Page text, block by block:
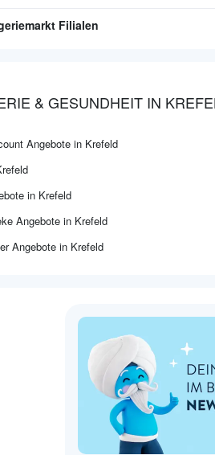
Filialen
& GESUNDHEIT IN
Angebote in Krefeld
in Krefeld
Angebote in Krefeld
Angebote in Krefeld